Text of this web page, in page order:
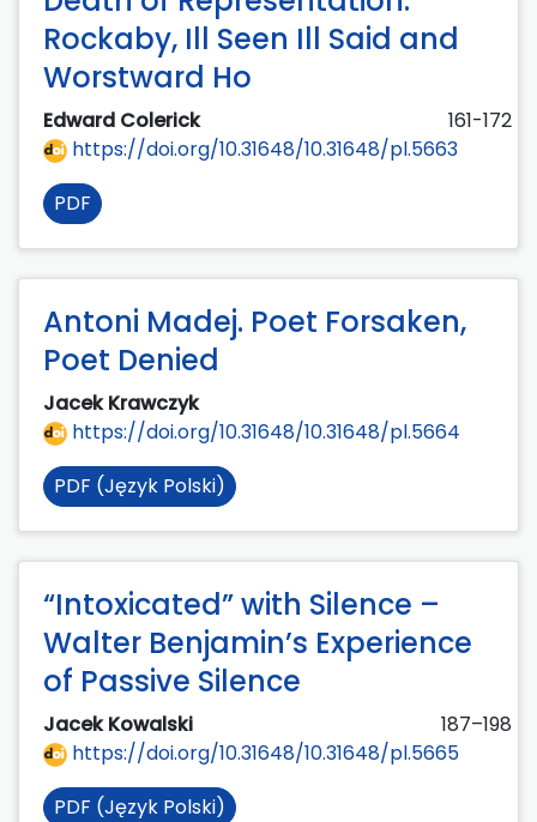
Rockaby, Ill Seen Ill Said and
Worstward Ho
Edward Colerick
161-172
https://doi.org/10.31648/10.31648/pl.5663
PDF
Antoni Madej. Poet Forsaken,
Poet Denied
Jacek Krawczyk
https://doi.org/10.31648/10.31648/pl.5664
PDF (Język Polski)
“Intoxicated” with Silence –
Walter Benjamin’s Experience
of Passive Silence
Jacek Kowalski
187–198
https://doi.org/10.31648/10.31648/pl.5665
PDF (Język Polski)